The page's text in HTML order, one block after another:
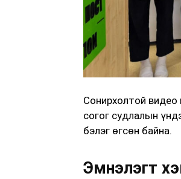
Сонирхолтой видео
согог судлалын
бэлэг өгсөн байна.
Эмнэлэгт